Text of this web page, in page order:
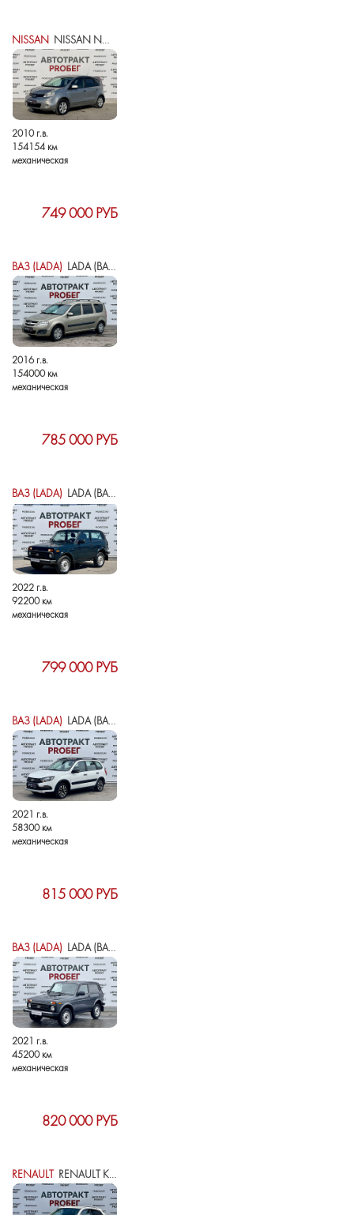
NISSAN NISSAN NOTE I РЕСТАЙЛИНГ
2010 г.в.
154154 км
механическая
749 000 РУБ
ВАЗ (LADA) LADA (ВАЗ) LARGUS I
2016 г.в.
154000 км
механическая
785 000 РУБ
ВАЗ (LADA) LADA (ВАЗ) NIVA LEGEND I
2022 г.в.
92200 км
механическая
799 000 РУБ
ВАЗ (LADA) LADA (ВАЗ) GRANTA I РЕСТАЙЛИНГ
2021 г.в.
58300 км
механическая
815 000 РУБ
ВАЗ (LADA) LADA (ВАЗ) 2121 (4X4) I РЕСТАЙЛИНГ (2020)
2021 г.в.
45200 км
механическая
820 000 РУБ
RENAULT RENAULT KOLEOS I РЕСТАЙЛИНГ